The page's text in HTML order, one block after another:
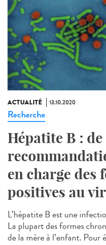
ACTUALITÉ 13.10.2020
Recherche
Hépatite B :
en charge des
positives au
L’hépatite B est une
La plupart des formes
de la mère à l’enfant. Pour